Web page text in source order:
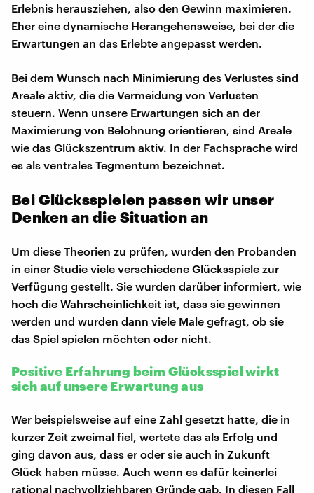
Erlebnis herausziehen, also den Gewinn maximieren.
Eher eine dynamische Herangehensweise, bei der die
Erwartungen an das Erlebte angepasst werden.
Bei dem Wunsch nach Minimierung des Verlustes sind
Areale aktiv, die die Vermeidung von Verlusten
steuern. Wenn unsere Erwartungen sich an der
Maximierung von Belohnung orientieren, sind Areale
wie das Glückszentrum aktiv. In der Fachsprache wird
es als ventrales Tegmentum bezeichnet.
Bei Glücksspielen passen wir unser
Denken an die Situation an
Um diese Theorien zu prüfen, wurden den Probanden
in einer Studie viele verschiedene Glücksspiele zur
Verfügung gestellt. Sie wurden darüber informiert, wie
hoch die Wahrscheinlichkeit ist, dass sie gewinnen
werden und wurden dann viele Male gefragt, ob sie
das Spiel spielen möchten oder nicht.
Positive Erfahrung beim Glücksspiel wirkt
sich auf unsere Erwartung aus
Wer beispielsweise auf eine Zahl gesetzt hatte, die in
kurzer Zeit zweimal fiel, wertete das als Erfolg und
ging davon aus, dass er oder sie auch in Zukunft
Glück haben müsse. Auch wenn es dafür keinerlei
rational nachvollziehbaren Gründe gab. In diesen Fall